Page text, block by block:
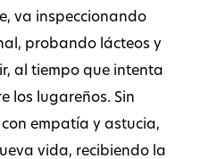
va inspeccionando
probando lácteos y
al tiempo que intenta
los lugareños. Sin
empatía y astucia,
vida, recibiendo la